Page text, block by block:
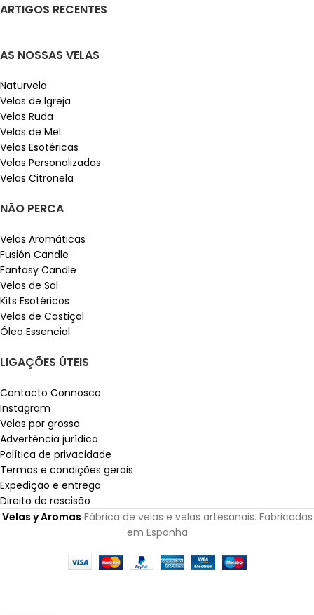
ARTIGOS RECENTES
AS NOSSAS VELAS
Naturvela
Velas de Igreja
Velas Ruda
Velas de Mel
Velas Esotéricas
Velas Personalizadas
Velas Citronela
NÃO PERCA
Velas Aromáticas
Fusión Candle
Fantasy Candle
Velas de Sal
Kits Esotéricos
Velas de Castiçal
Óleo Essencial
LIGAÇÕES ÚTEIS
Contacto Connosco
Instagram
Velas por grosso
Advertência jurídica
Política de privacidade
Termos e condições gerais
Expedição e entrega
Direito de rescisão
Velas y Aromas Fábrica de velas e velas artesanais. Fabricadas
em Espanha